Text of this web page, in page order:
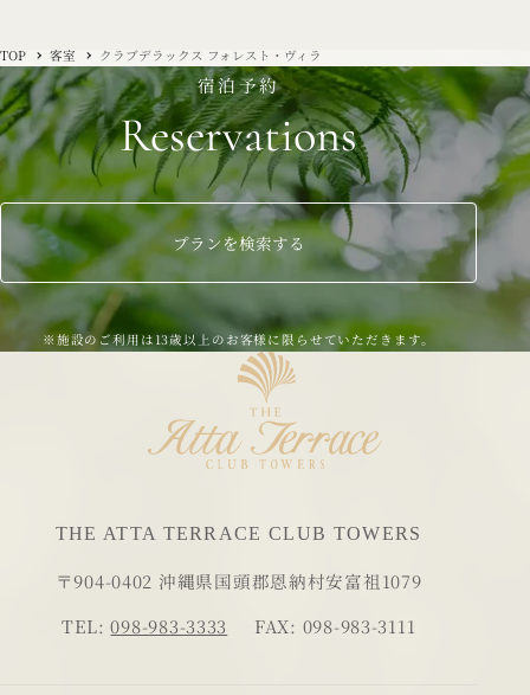
TOP 客室 クラブデラックス フォレスト・ヴィラ
Reservations
宿泊予約
プランを検索する
※施設のご利用は13歳以上のお客様に限らせていただきます。
THE ATTA TERRACE CLUB TOWERS
〒904-0402 沖縄県国頭郡恩納村安富祖1079
TEL:098-983-3333 FAX: 098-983-3111